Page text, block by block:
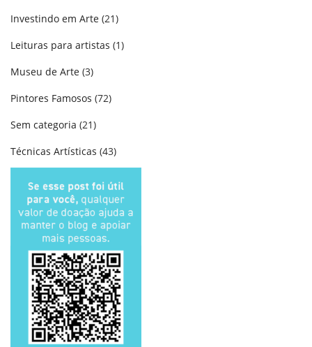
Investindo em Arte (21)
Leituras para artistas (1)
Museu de Arte (3)
Pintores Famosos (72)
Sem categoria (21)
Técnicas Artísticas (43)